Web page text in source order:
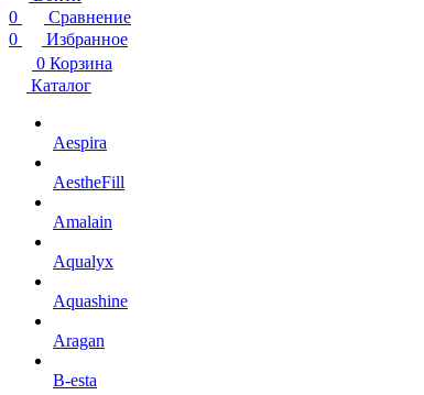
0
Сравнение
0
Избранное
0 Корзина
Каталог
Aespira
AestheFill
Amalain
Aqualyx
Aquashine
Aragan
B-esta